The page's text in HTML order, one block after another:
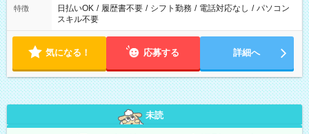
特徴 日払いOK / 履歴書不要 / シフト勤務 / 電話対応なし / パソコン
スキル不要
気になる！ 応募する 詳細へ
未読